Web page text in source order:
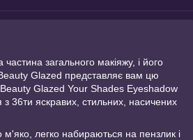
загального макіяжу, і його
Glazed представляє вам цю
Beauty Glazed Your Shades Eyeshadow
36ти яскравих, стильних, насичених
м'яко, легко набираються на пензлик і